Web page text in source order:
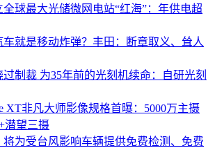
全球最大光储微网电站“红海”：年供电超
车就是移动炸弹？丰田：断章取义、耸人
制裁 为35年前的光刻机续命：自研光刻
XT非凡大师影像规格首曝：5000万主摄
潜望三摄
将为受台风影响车辆提供免费检测、免费